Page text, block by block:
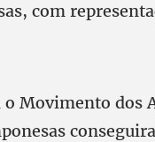
com
Movimento dos